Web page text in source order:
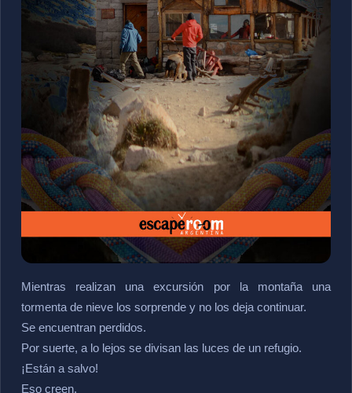
Mientras realizan una excursión por la montaña una
tormenta de nieve los sorprende y no los deja continuar.
Se encuentran perdidos.
Por suerte, a lo lejos se divisan las luces de un refugio.
¡Están a salvo!
Eso creen.